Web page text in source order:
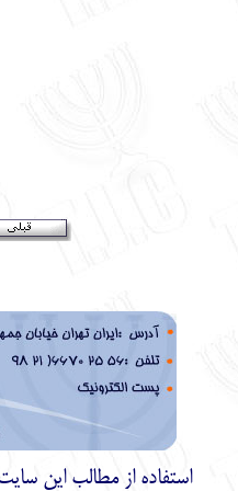
استفاده از مطالب اين